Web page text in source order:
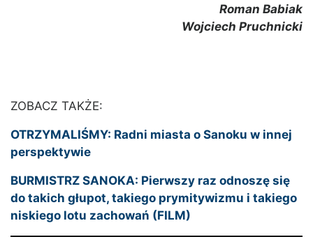
Roman Babiak
Wojciech Pruchnicki
ZOBACZ TAKŻE:
OTRZYMALIŚMY: Radni miasta o Sanoku w innej
perspektywie
BURMISTRZ SANOKA: Pierwszy raz odnoszę się
do takich głupot, takiego prymitywizmu i takiego
niskiego lotu zachowań (FILM)